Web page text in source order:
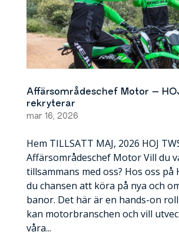
Affärsområdeschef Motor –
rekryterar
mar 16, 2026
Hem TILLSATT MAJ, 2026 HOJ
Affärsområdeschef Motor Vill du
tillsammans med oss? Hos oss på
du chansen att köra på nya och
banor. Det här är en hands-on
kan motorbranschen och vill
våra...